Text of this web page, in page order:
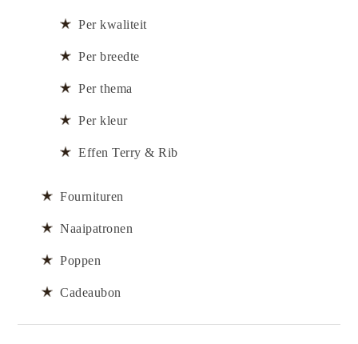
Per kwaliteit
Per breedte
Per thema
Per kleur
Effen Terry & Rib
Fournituren
Naaipatronen
Poppen
Cadeaubon